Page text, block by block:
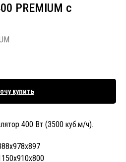
PREMIUM c
купить
400 Вт (3500 куб.м/ч).